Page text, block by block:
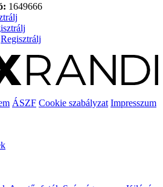
1649666
Regisztrálj
ÁSZF Cookie szabályzat Impresszum